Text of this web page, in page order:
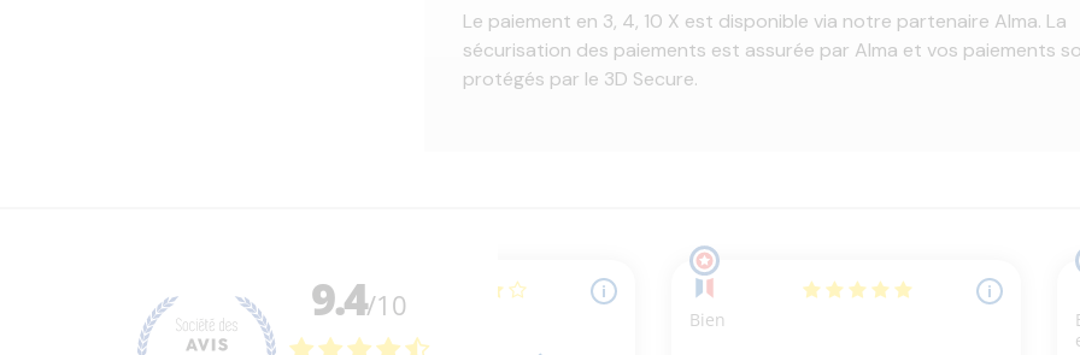
Le paiement en 3, 4, 10 X est disponible via notre partenaire Alma. La
sécurisation des paiements est assurée par Alma et vos paiements
protégés par le 3D Secure.